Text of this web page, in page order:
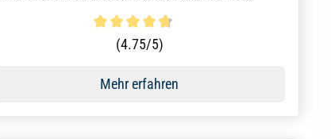
Durchschnittliche Bewertung von 4.8 von 5 Sternen
(4.75/5)
Mehr erfahren